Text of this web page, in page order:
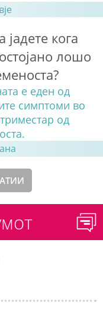
кога
лошо
е еден од
симптоми во
од